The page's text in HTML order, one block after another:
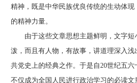
精神，既是中华民族优良传统的生动体
的精神力量。
由于这些文章思想主题鲜明，文字短
泼，而且有人物，有故事，讲道理深入浅
共党史上的经典之作。于是自20世纪五六
不仅成为全国人民进行政治学习的必读